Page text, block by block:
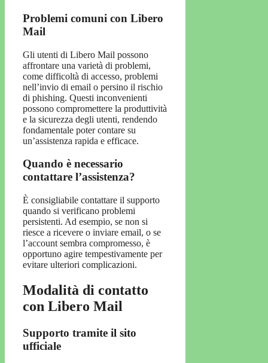
Problemi comuni con Libero
Mail
Gli utenti di Libero Mail possono
affrontare una varietà di problemi,
come difficoltà di accesso, problemi
nell’invio di email o persino il rischio
di phishing. Questi inconvenienti
possono compromettere la produttività
e la sicurezza degli utenti, rendendo
fondamentale poter contare su
un’assistenza rapida e efficace.
Quando è necessario
contattare l’assistenza?
È consigliabile contattare il supporto
quando si verificano problemi
persistenti. Ad esempio, se non si
riesce a ricevere o inviare email, o se
l’account sembra compromesso, è
opportuno agire tempestivamente per
evitare ulteriori complicazioni.
Modalità di contatto
con Libero Mail
Supporto tramite il sito
ufficiale